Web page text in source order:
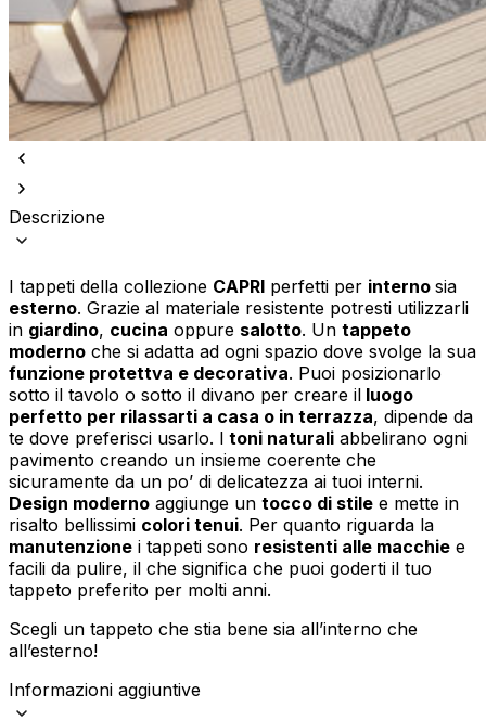
Descrizione
I tappeti della collezione CAPRI perfetti per interno sia
esterno. Grazie al materiale resistente potresti utilizzarli
in giardino, cucina oppure salotto. Un tappeto
moderno che si adatta ad ogni spazio dove svolge la sua
funzione protettva e decorativa. Puoi posizionarlo
sotto il tavolo o sotto il divano per creare il luogo
perfetto per rilassarti a casa o in terrazza, dipende da
te dove preferisci usarlo. I toni naturali abbelirano ogni
pavimento creando un insieme coerente che
sicuramente da un po’ di delicatezza ai tuoi interni.
Design moderno aggiunge un tocco di stile e mette in
risalto bellissimi colori tenui. Per quanto riguarda la
manutenzione i tappeti sono resistenti alle macchie e
facili da pulire, il che significa che puoi goderti il tuo
tappeto preferito per molti anni.
Scegli un tappeto che stia bene sia all’interno che
all’esterno!
Informazioni aggiuntive